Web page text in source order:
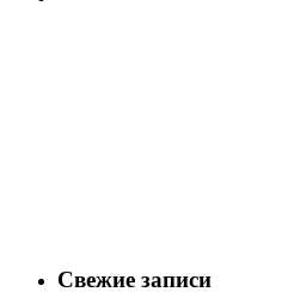
Свежие записи